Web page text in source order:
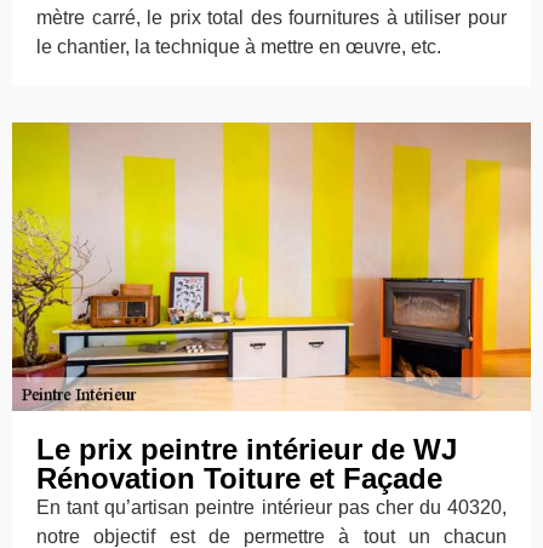
mètre carré, le prix total des fournitures à utiliser pour
le chantier, la technique à mettre en œuvre, etc.
Le prix peintre intérieur de WJ
Rénovation Toiture et Façade
En tant qu’artisan peintre intérieur pas cher du 40320,
notre objectif est de permettre à tout un chacun